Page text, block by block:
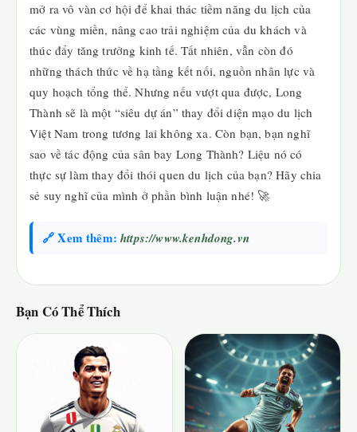
mở ra vô vàn cơ hội để khai thác tiềm năng du lịch của
các vùng miền, nâng cao trải nghiệm của du khách và
thúc đẩy tăng trưởng kinh tế. Tất nhiên, vẫn còn đó
những thách thức về hạ tầng kết nối, nguồn nhân lực và
quy hoạch tổng thể. Nhưng nếu vượt qua được, Long
Thành sẽ là một “siêu dự án” thay đổi diện mạo du lịch
Việt Nam trong tương lai không xa. Còn bạn, bạn nghĩ
sao về tác động của sân bay Long Thành? Liệu nó có
thực sự làm thay đổi thói quen du lịch của bạn? Hãy chia
sẻ suy nghĩ của mình ở phần bình luận nhé! 🚀
🔗 Xem thêm: https://www.kenhdong.vn
Bạn Có Thể Thích